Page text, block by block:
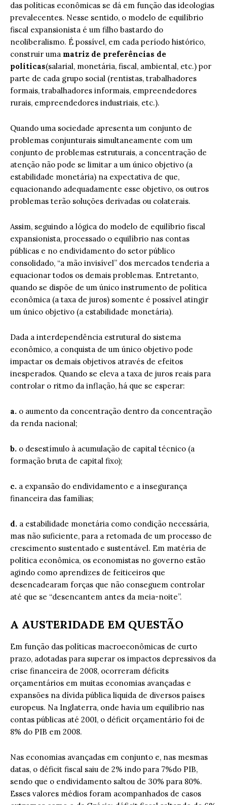
das políticas econômicas se dá em função das ideologias
prevalecentes. Nesse sentido, o modelo de equilíbrio
fiscal expansionista é um filho bastardo do
neoliberalismo. É possível, em cada período histórico,
construir uma matriz de preferências de
políticas(salarial, monetária, fiscal, ambiental, etc.) por
parte de cada grupo social (rentistas, trabalhadores
formais, trabalhadores informais, empreendedores
rurais, empreendedores industriais, etc.).
Quando uma sociedade apresenta um conjunto de
problemas conjunturais simultaneamente com um
conjunto de problemas estruturais, a concentração de
atenção não pode se limitar a um único objetivo (a
estabilidade monetária) na expectativa de que,
equacionando adequadamente esse objetivo, os outros
problemas terão soluções derivadas ou colaterais.
Assim, seguindo a lógica do modelo de equilíbrio fiscal
expansionista, processado o equilíbrio nas contas
públicas e no endividamento do setor público
consolidado, “a mão invisível” dos mercados tenderia a
equacionar todos os demais problemas. Entretanto,
quando se dispõe de um único instrumento de política
econômica (a taxa de juros) somente é possível atingir
um único objetivo (a estabilidade monetária).
Dada a interdependência estrutural do sistema
econômico, a conquista de um único objetivo pode
impactar os demais objetivos através de efeitos
inesperados. Quando se eleva a taxa de juros reais para
controlar o ritmo da inflação, há que se esperar:
a. o aumento da concentração dentro da concentração
da renda nacional;
b. o desestímulo à acumulação de capital técnico (a
formação bruta de capital fixo);
c. a expansão do endividamento e a insegurança
financeira das famílias;
d. a estabilidade monetária como condição necessária,
mas não suficiente, para a retomada de um processo de
crescimento sustentado e sustentável. Em matéria de
política econômica, os economistas no governo estão
agindo como aprendizes de feiticeiros que
desencadearam forças que não conseguem controlar
até que se “desencantem antes da meia-noite”.
A AUSTERIDADE EM QUESTÃO
Em função das políticas macroeconômicas de curto
prazo, adotadas para superar os impactos depressivos da
crise financeira de 2008, ocorreram déficits
orçamentários em muitas economias avançadas e
expansões na dívida pública liquida de diversos países
europeus. Na Inglaterra, onde havia um equilíbrio nas
contas públicas até 2001, o déficit orçamentário foi de
8% do PIB em 2008.
Nas economias avançadas em conjunto e, nas mesmas
datas, o déficit fiscal saiu de 2% indo para 7%do PIB,
sendo que o endividamento saltou de 30% para 80%.
Esses valores médios foram acompanhados de casos